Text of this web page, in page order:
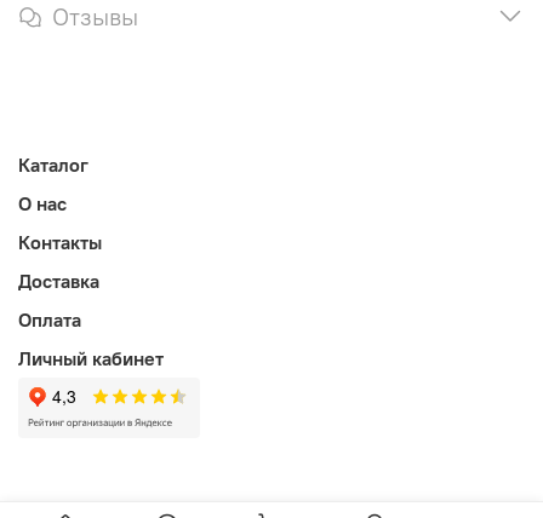
Отзывы
Каталог
О нас
Контакты
Доставка
Оплата
Личный кабинет